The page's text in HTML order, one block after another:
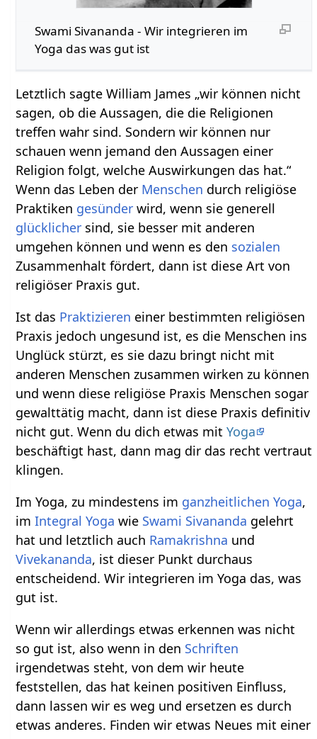
Swami Sivananda - Wir integrieren im
Yoga das was gut ist
Letztlich sagte William James „wir können nicht
sagen, ob die Aussagen, die die Religionen
treffen wahr sind. Sondern wir können nur
schauen wenn jemand den Aussagen einer
Religion folgt, welche Auswirkungen das hat.“
Wenn das Leben der Menschen durch religiöse
Praktiken gesünder wird, wenn sie generell
glücklicher sind, sie besser mit anderen
umgehen können und wenn es den sozialen
Zusammenhalt fördert, dann ist diese Art von
religiöser Praxis gut.
Ist das Praktizieren einer bestimmten religiösen
Praxis jedoch ungesund ist, es die Menschen ins
Unglück stürzt, es sie dazu bringt nicht mit
anderen Menschen zusammen wirken zu können
und wenn diese religiöse Praxis Menschen sogar
gewalttätig macht, dann ist diese Praxis definitiv
nicht gut. Wenn du dich etwas mitYoga
beschäftigt hast, dann mag dir das recht vertraut
klingen.
Im Yoga, zu mindestens im ganzheitlichen Yoga,
imIntegral Yoga wie Swami Sivananda gelehrt
hat und letztlich auch Ramakrishna und
Vivekananda, ist dieser Punkt durchaus
entscheidend. Wir integrieren im Yoga das, was
gut ist.
Wenn wir allerdings etwas erkennen was nicht
so gut ist, also wenn in den Schriften
irgendetwas steht, von dem wir heute
feststellen, das hat keinen positiven Einfluss,
dann lassen wir es weg und ersetzen es durch
etwas anderes. Finden wir etwas Neues mit einer